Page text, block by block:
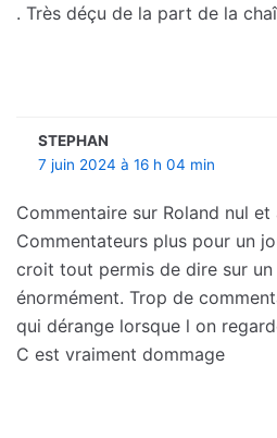
. Très déçu de la part de la
STEPHAN
7 juin 2024 à 16 h 04 min
Commentaire sur Roland nul et
Commentateurs plus pour un
croit tout permis de dire sur un
énormément. Trop de
qui dérange lorsque l on
C est vraiment dommage